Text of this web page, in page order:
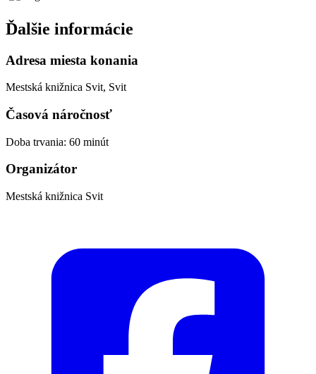
Ďalšie informácie
Adresa miesta konania
Mestská knižnica Svit, Svit
Časová náročnosť
Doba trvania: 60 minút
Organizátor
Mestská knižnica Svit